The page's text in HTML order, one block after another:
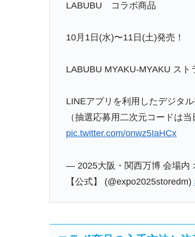
LABUBU コラボ商品
10月1日(水)〜11日(土)発売！
LABUBU MYAKU-MYAKU ス
LINEアプリを利用したデジタ
（抽選応募用二次元コードは
pic.twitter.com/onwz5IaHCx
— 2025大阪・関西万博 会場内
【公式】 (@expo2025storedm)